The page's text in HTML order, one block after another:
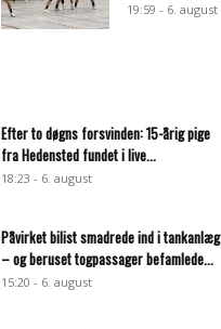
19:59 - 6. august
Efter to døgns forsvinden: 15-årig pige
fra Hedensted fundet i live...
18:23 - 6. august
Påvirket bilist smadrede ind i tankanlæg
– og beruset togpassager befamlede...
15:20 - 6. august